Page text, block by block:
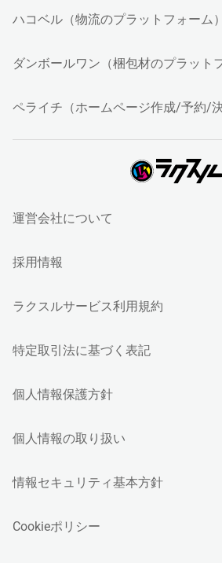
ハコベル（物流のプラットフォーム）
ダンボールワン（梱包材のプラット
ペライチ（ホームページ作成/予約/決
運営会社について
採用情報
ラクスルサービス利用規約
特定取引法に基づく表記
個人情報保護方針
個人情報の取り扱い
情報セキュリティ基本方針
Cookieポリシー